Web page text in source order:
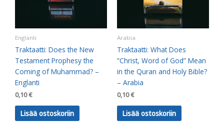
Englanti
Traktaatti: Does the New
Testament Prophesy the
Coming of Muhammad? –
Englanti
0,10€
Lisää ostoskoriin
Arabia
Traktaatti: What Does
”Christ, Word of God” Mean
in the Quran and Holy Bible?
– Arabia
0,10€
Lisää ostoskoriin